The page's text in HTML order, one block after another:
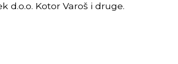
d.o.o. Kotor Varoš i druge.